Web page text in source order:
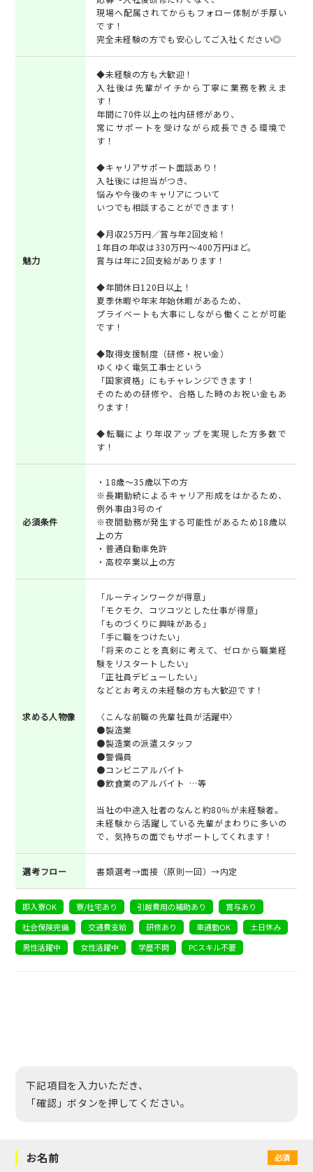
現場へ配属されてからもフォロー体制が手厚い
です！
完全未経験の方でも安心してご入社ください◎
魅力
◆未経験の方も大歓迎！
入社後は先輩がイチから丁寧に業務を教えま
す！
年間に70件以上の社内研修があり、
常にサポートを受けながら成長できる環境で
す！
◆キャリアサポート面談あり！
入社後には担当がつき、
悩みや今後のキャリアについて
いつでも相談することができます！
◆月収25万円／賞与年2回支給！
1年目の年収は330万円～400万円ほど。
賞与は年に2回支給があります！
◆年間休日120日以上！
夏季休暇や年末年始休暇があるため、
プライベートも大事にしながら働くことが可能
です！
◆取得支援制度（研修・祝い金）
ゆくゆく電気工事士という
「国家資格」にもチャレンジできます！
そのための研修や、合格した時のお祝い金もあ
ります！
◆転職により年収アップを実現した方多数で
す！
必須条件
・18歳～35歳以下の方
※長期勤続によるキャリア形成をはかるため、
例外事由3号のイ
※夜間勤務が発生する可能性があるため18歳以
上の方
・普通自動車免許
・高校卒業以上の方
求める人物像
「ルーティンワークが得意」
「モクモク、コツコツとした仕事が得意」
「ものづくりに興味がある」
「手に職をつけたい」
「将来のことを真剣に考えて、ゼロから職業経
験をリスタートしたい」
「正社員デビューしたい」
などとお考えの未経験の方も大歓迎です！
〈こんな前職の先輩社員が活躍中〉
●製造業
●製造業の派遣スタッフ
●警備員
●コンビニアルバイト
●飲食業のアルバイト …等
当社の中途入社者のなんと約80％が未経験者。
未経験から活躍している先輩がまわりに多いの
で、気持ちの面でもサポートしてくれます！
選考フロー 書類選考→面接（原則一回）→内定
即入寮OK 寮/社宅あり 引越費用の補助あり
賞与あり
社会保険完備
交通費支給 研修あり 車通勤OK
土日休み
男性活躍中
女性活躍中 学歴不問 PCスキル不要
下記項目を入力いただき、
「確認」ボタンを押してください。
お名前 必須